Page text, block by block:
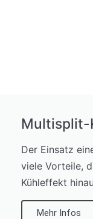
Multisplit-
Der Einsatz
viele Vorteile,
Kühleffekt
Mehr Infos